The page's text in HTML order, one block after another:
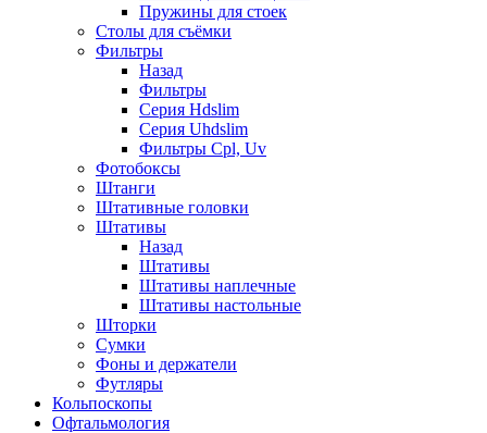
Пружины для стоек
Столы для съёмки
Фильтры
Назад
Фильтры
Серия Hdslim
Серия Uhdslim
Фильтры Cpl, Uv
Фотобоксы
Штанги
Штативные головки
Штативы
Назад
Штативы
Штативы наплечные
Штативы настольные
Шторки
Сумки
Фоны и держатели
Футляры
Кольпоскопы
Офтальмология